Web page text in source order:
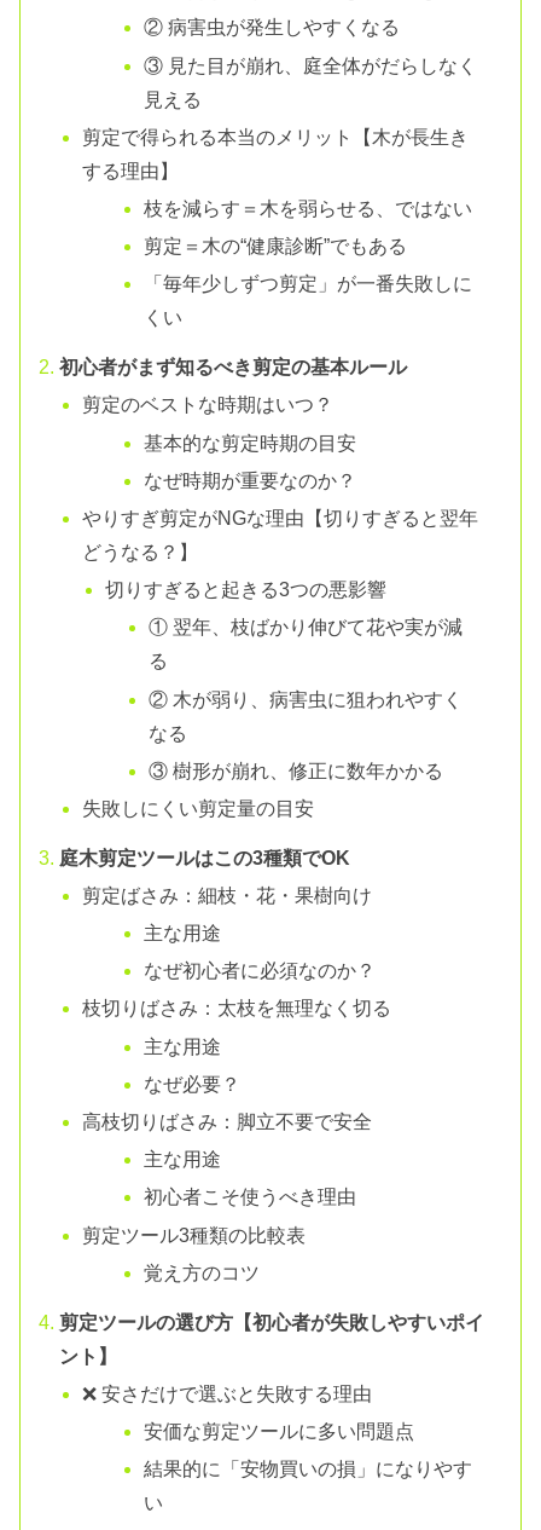
② 病害虫が発生しやすくなる
③ 見た目が崩れ、庭全体がだらしなく
見える
剪定で得られる本当のメリット【木が長生き
する理由】
枝を減らす＝木を弱らせる、ではない
剪定＝木の“健康診断”でもある
「毎年少しずつ剪定」が一番失敗しに
くい
初心者がまず知るべき剪定の基本ルール
剪定のベストな時期はいつ？
基本的な剪定時期の目安
なぜ時期が重要なのか？
やりすぎ剪定がNGな理由【切りすぎると翌年
どうなる？】
切りすぎると起きる3つの悪影響
① 翌年、枝ばかり伸びて花や実が減
る
② 木が弱り、病害虫に狙われやすく
なる
③ 樹形が崩れ、修正に数年かかる
失敗しにくい剪定量の目安
庭木剪定ツールはこの3種類でOK
剪定ばさみ：細枝・花・果樹向け
主な用途
なぜ初心者に必須なのか？
枝切りばさみ：太枝を無理なく切る
主な用途
なぜ必要？
高枝切りばさみ：脚立不要で安全
主な用途
初心者こそ使うべき理由
剪定ツール3種類の比較表
覚え方のコツ
剪定ツールの選び方【初心者が失敗しやすいポイ
ント】
❌ 安さだけで選ぶと失敗する理由
安価な剪定ツールに多い問題点
結果的に「安物買いの損」になりやす
い